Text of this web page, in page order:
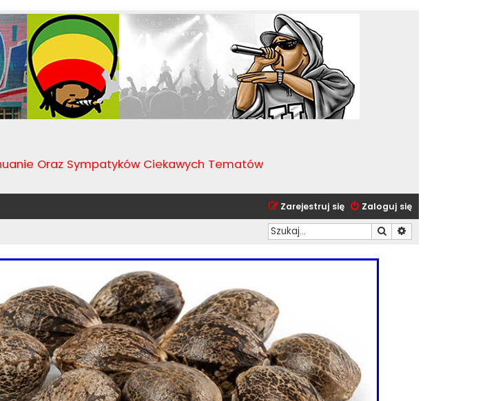
Oraz Sympatyków Ciekawych Tematów
Zaloguj się
Zarejestruj się
Szukaj